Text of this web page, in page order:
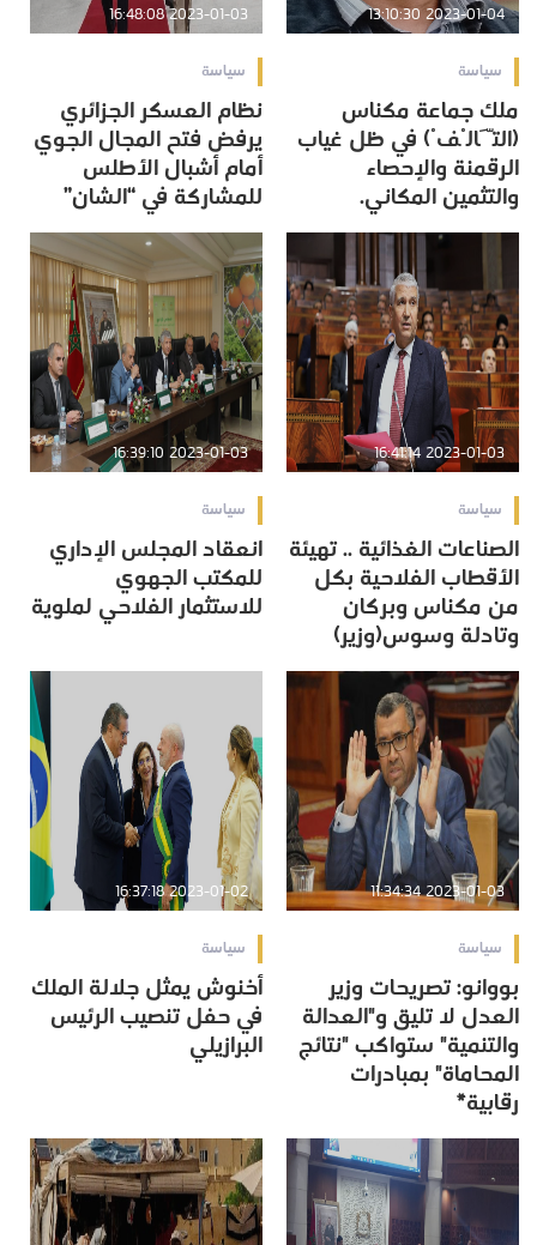
2023-01-04 13:10:30
سياسة
ملك جماعة مكناس
(التَّالْفْ) في ظل غياب
الرقمنة والإحصاء
والتثمين المكاني.
2023-01-03 16:48:08
سياسة
نظام العسكر الجزائري
يرفض فتح المجال الجوي
أمام أشبال الأطلس
للمشاركة في “الشان”
2023-01-03 16:41:14
سياسة
الصناعات الغذائية .. تهيئة
الأقطاب الفلاحية بكل
من مكناس وبركان
وتادلة وسوس(وزير)
2023-01-03 16:39:10
سياسة
انعقاد المجلس الإداري
للمكتب الجهوي
للاستثمار الفلاحي لملوية
2023-01-03 11:34:34
سياسة
بووانو: تصريحات وزير
العدل لا تليق و"العدالة
والتنمية" ستواكب "نتائج
المحاماة" بمبادرات
رقابية*
2023-01-02 16:37:18
سياسة
أخنوش يمثل جلالة الملك
في حفل تنصيب الرئيس
البرازيلي